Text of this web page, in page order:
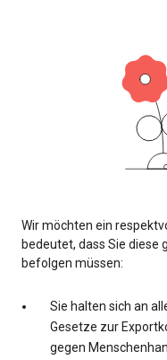
Wir möchten ein
bedeutet, dass Sie diese
befolgen müssen:
Sie halten sich an
Gesetze zur
gegen